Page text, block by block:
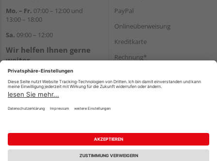
Mo. – Fr. 07:00 – 12:00 und
13:00 – 18:00
Sa. 09:00 – 12:00
Wir helfen Ihnen gerne
weiter
Tel.:+49 8122 14197
E-Mail:vertrieb@holz-liebl.de
PayPal
Onlineüberweisung
Kreditkarte
Rechnung*
Versand
Impressum AGB Widerruf
Datenschutz
Reservierungsbedingungen
Vertrag widerrufen